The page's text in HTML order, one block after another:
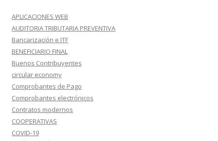
APLICACIONES WEB
AUDITORIA TRIBUTARIA PREVENTIVA
Bancarización e ITF
BENEFICIARIO FINAL
Buenos Contribuyentes
circular economy
Comprobantes de Pago
Comprobantes electrónicos
Contratos modernos
COOPERATIVAS
COVID-19